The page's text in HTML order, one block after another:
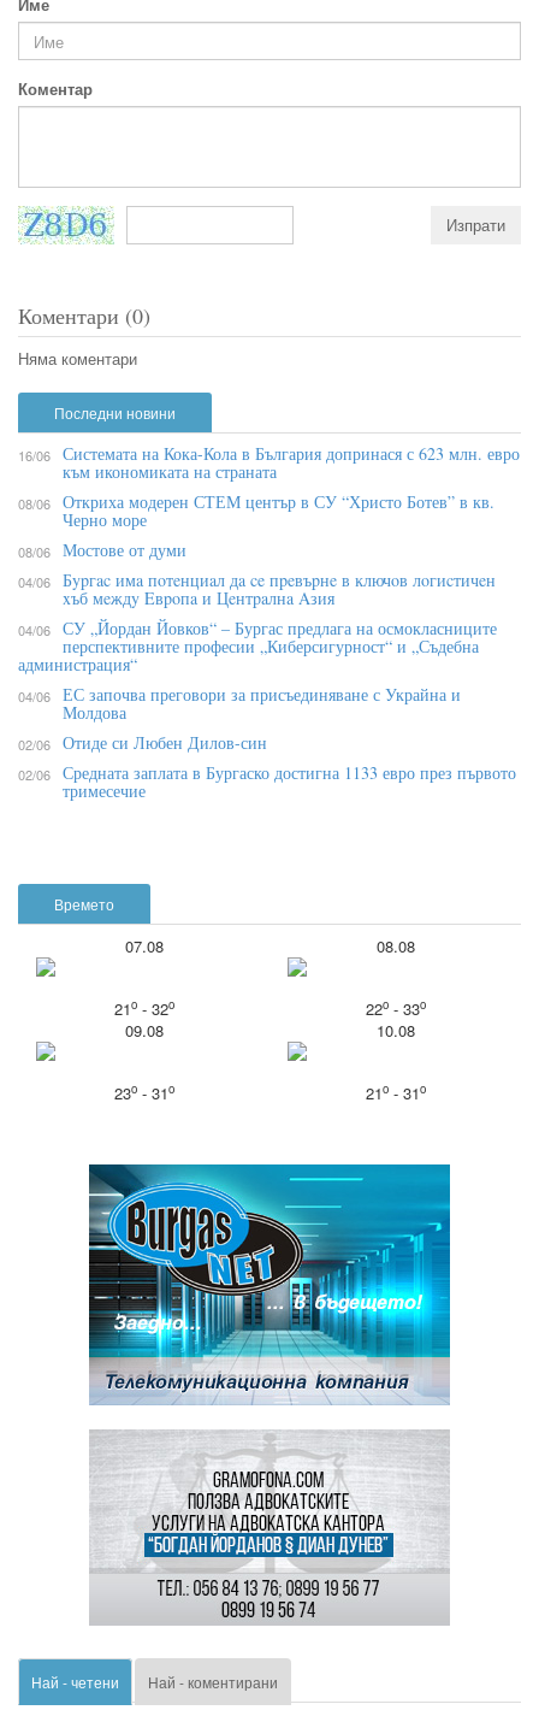
Коментар
Коментари (0)
Няма коментари
Времето
07.08
21o- 32o
08.08
22o- 33o
09.08
23o- 31o
10.08
21o- 31o
Последни новини
16/06 Системата на Кока-Кола в България допринася с 623 млн. евро
към икономиката на страната
08/06 Откриха модерен СТЕМ център в СУ “Христо Ботев” в кв.
Черно море
08/06 Мостове от думи
04/06 Бypгac имa пoтeнциaл дa ce пpeвъpнe в ĸлючoв лoгиcтичeн
xъб мeждy Eвpoпa и Цeнтpaлнa Aзия
04/06 СУ „Йордан Йовков“ – Бургас предлага на осмокласниците
перспективните професии „Киберсигурност“ и „Съдебна
администрация“
04/06 ЕС започва преговори за присъединяване с Украйна и
Молдова
02/06 Отиде си Любен Дилов-син
02/06 Средната заплата в Бургаско достигна 1133 евро през първото
тримесечие
Най - четени Най - коментирани